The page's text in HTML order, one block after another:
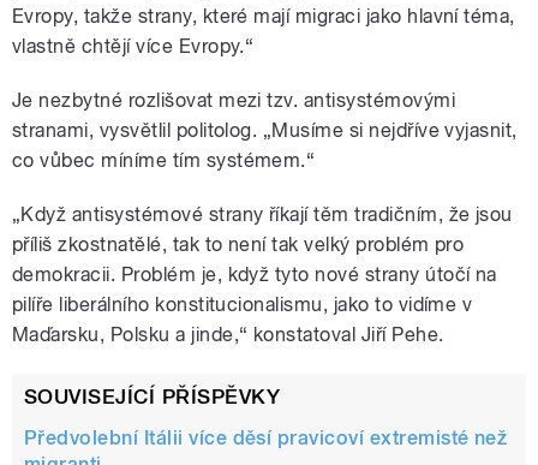
Evropy, takže strany, které mají migraci jako hlavní téma,
vlastně chtějí více Evropy.“
Je nezbytné rozlišovat mezi tzv. antisystémovými
stranami, vysvětlil politolog. „Musíme si nejdříve vyjasnit,
co vůbec míníme tím systémem.“
„Když antisystémové strany říkají těm tradičním, že jsou
příliš zkostnatělé, tak to není tak velký problém pro
demokracii. Problém je, když tyto nové strany útočí na
pilíře liberálního konstitucionalismu, jako to vidíme v
Maďarsku, Polsku a jinde,“ konstatoval Jiří Pehe.
SOUVISEJÍCÍ PŘÍSPĚVKY
Předvolební Itálii více děsí pravicoví extremisté než